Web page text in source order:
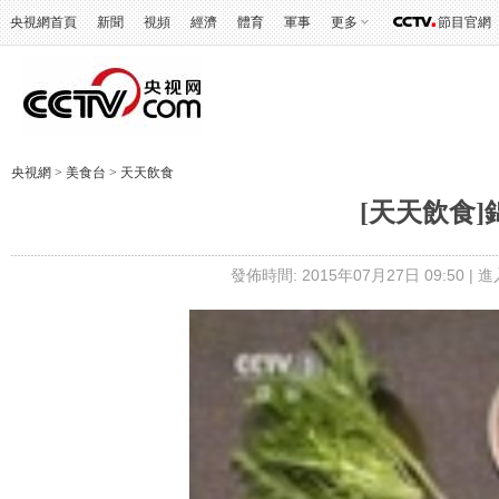
央視網首頁 新聞 視頻 經濟 體育 軍事 更多 節目官網
央視網 > 美食台 > 天天飲食
[天天飲食]
發佈時間: 2015年07月27日 09:50 | 進